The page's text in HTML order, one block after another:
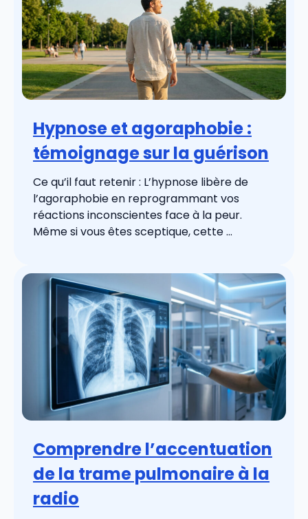
Hypnose et agoraphobie :
témoignage sur la guérison
Ce qu’il faut retenir : L’hypnose libère de
l’agoraphobie en reprogrammant vos
réactions inconscientes face à la peur.
Même si vous êtes sceptique, cette ...
Comprendre l’accentuation
de la trame pulmonaire à la
radio